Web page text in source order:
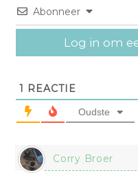
Abonneer
Log in om
1 REACTIE
Oudste
Corry Broer